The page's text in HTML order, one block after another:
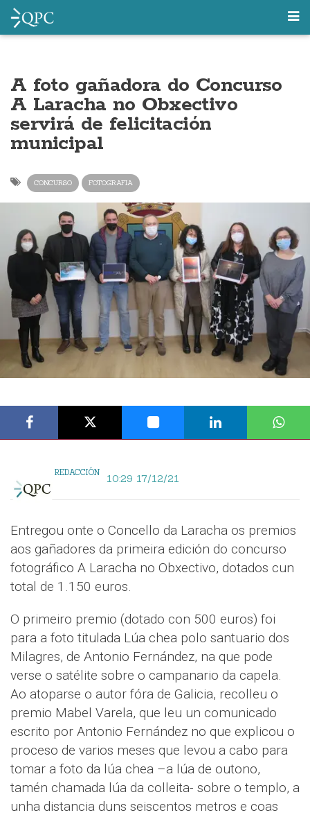
A foto gañadora do Concurso
A Laracha no Obxectivo
servirá de felicitación
municipal
CONCURSO FOTOGRAFIA
REDACCIÓN 10:29 17/12/21
Entregou onte o Concello da Laracha os premios
aos gañadores da primeira edición do concurso
fotográfico A Laracha no Obxectivo, dotados cun
total de 1.150 euros.
O primeiro premio (dotado con 500 euros) foi
para a foto titulada Lúa chea polo santuario dos
Milagres, de Antonio Fernández, na que pode
verse o satélite sobre o campanario da capela.
Ao atoparse o autor fóra de Galicia, recolleu o
premio Mabel Varela, que leu un comunicado
escrito por Antonio Fernández no que explicou o
proceso de varios meses que levou a cabo para
tomar a foto da lúa chea –a lúa de outono,
tamén chamada lúa da colleita- sobre o templo, a
unha distancia duns seiscentos metros e coas